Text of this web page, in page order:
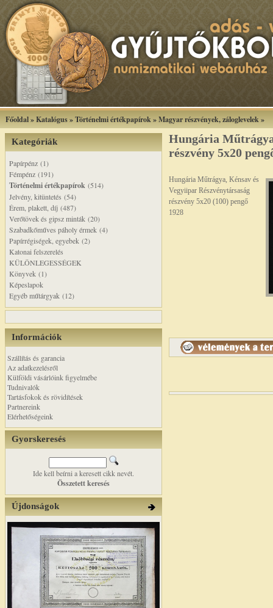
Főoldal»Katalógus»Történelmi értékpapírok»Magyar részvények, záloglevelek»
Kategóriák
Papírpénz (1)
Fémpénz (191)
Történelmi értékpapírok (514)
Jelvény, kitüntetés (54)
Érem, plakett, díj (487)
Verőtövek és gipsz minták (20)
Szabadkőműves páholy érmek (4)
Papírrégiségek, egyebek (2)
Katonai felszerelés
KÜLÖNLEGESSÉGEK
Könyvek (1)
Képeslapok
Egyéb műtárgyak (12)
Információk
Szállítás és garancia
Az adatkezelésről
Külföldi vásárlóink figyelmébe
Tudnivalók
Tartásfokok és rövidítések
Partnereink
Elérhetőségeink
Gyorskeresés
Ide kell beírni a keresett cikk nevét.
Összetett keresés
Újdonságok
Hungária
részvény 5x20
Hungária Műtrágya, Kénsav és
Vegyiipar Részvénytársaság
részvény 5x20 (100) pengő
1928